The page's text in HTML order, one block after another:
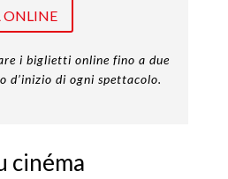
ONLINE
i biglietti online fino a due
d’inizio di ogni spettacolo.
cinéma